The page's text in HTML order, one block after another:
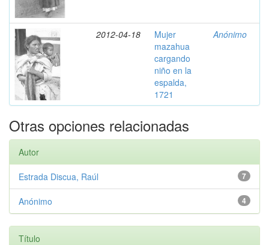
2012-04-18
Mujer
mazahua
cargando
niño en la
espalda,
1721
Anónimo
Otras opciones relacionadas
Autor
7
Estrada Discua, Raúl
4
Anónimo
Título